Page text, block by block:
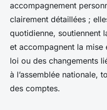
accompagnement
clairement détaillées ;
quotidienne, soutiennent
et accompagnent la
loi ou des changements
à l’assemblée nationale,
des comptes.